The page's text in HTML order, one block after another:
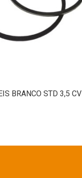
BRANCO STD 3,5 CV